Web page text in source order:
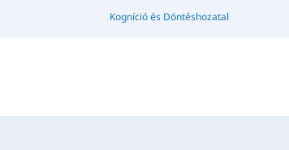
Kogníció és Döntéshozatal